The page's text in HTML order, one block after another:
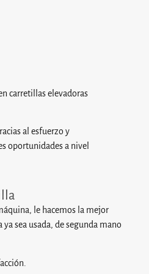
carretillas elevadoras
al esfuerzo y
oportunidades a nivel
le hacemos la mejor
sea usada, de segunda mano